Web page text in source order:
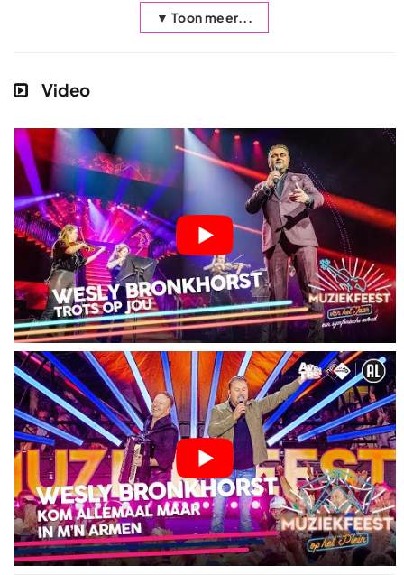
▼ Toon meer...
Video